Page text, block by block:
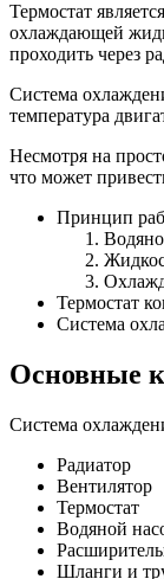
Термостат
охлаждающей
проходить через
Система
температура
Несмотря на
что может
Принцип
Термостат
Система
Основные
Система
Радиатор
Вентилятор
Термостат
Водяной
Шланги и